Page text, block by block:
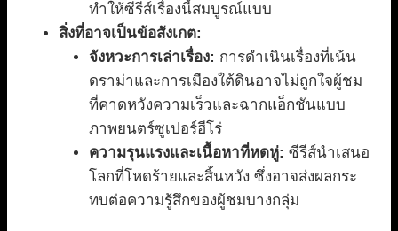
ทำให้ซีรีส์เรื่องนี้สมบูรณ์แบบ
สิ่งที่อาจเป็นข้อสังเกต:
จังหวะการเล่าเรื่อง: การดำเนินเรื่องที่เน้น
ดราม่าและการเมืองใต้ดินอาจไม่ถูกใจผู้ชม
ที่คาดหวังความเร็วและฉากแอ็กชันแบบ
ภาพยนตร์ซูเปอร์ฮีโร่
ความรุนแรงและเนื้อหาที่หดหู่: ซีรีส์นำเสนอ
โลกที่โหดร้ายและสิ้นหวัง ซึ่งอาจส่งผลกระ
ทบต่อความรู้สึกของผู้ชมบางกลุ่ม